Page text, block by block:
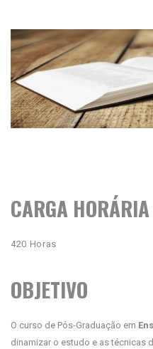
CARGA HORÁRIA
420 Horas
OBJETIVO
O curso de Pós-Graduação em
dinamizar o estudo e as técnicas